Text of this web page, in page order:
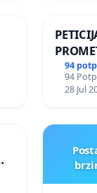
ZA
94
94
28 Jul